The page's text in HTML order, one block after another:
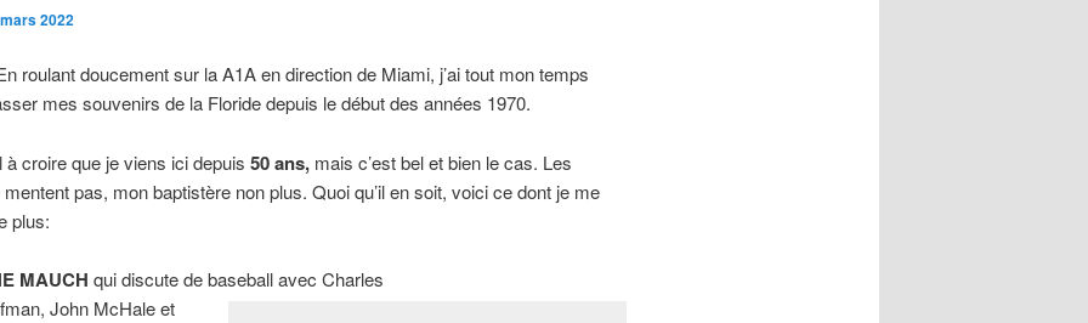
2022
roulant doucement sur la A1A en direction de Miami, j’ai tout mon temps
mes souvenirs de la Floride depuis le début des années 1970.
à croire que je viens ici depuis 50 ans,mais c’est bel et bien le cas. Les
pas, mon baptistère non plus. Quoi qu’il en soit, voici ce dont je me
plus:
MAUCH qui discute de baseball avec Charles
John McHale et